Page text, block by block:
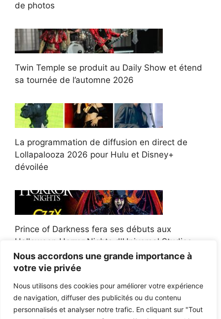
Nous accordons une grande importance à
votre vie privée
Nous utilisons des cookies pour améliorer votre expérience
de navigation, diffuser des publicités ou du contenu
personnalisés et analyser notre trafic. En cliquant sur "Tout
de photos
Twin Temple se produit au Daily Show et étend
sa tournée de l’automne 2026
La programmation de diffusion en direct de
Lollapalooza 2026 pour Hulu et Disney+
dévoilée
Prince of Darkness fera ses débuts aux
Halloween Horror Nights d'Universal Studios
Afroman poursuit un policier de l'Ohio après la
victoire du jury en diffamation